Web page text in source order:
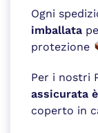
Ogni
imballata
protezione
Per i nostri
assicurata
coperto in